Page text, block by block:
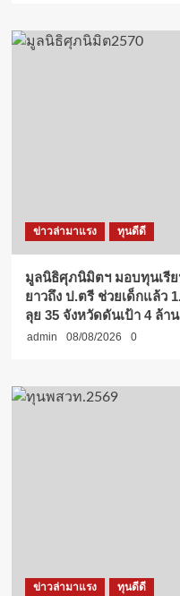
ข่าวล่ามาแรง ทุนดีดี
มูลนิธิศุภนิมิตฯ มอบทุนเรี
ยาวถึง ป.ตรี ช่วยเด็กแล้ว
ลุย 35 จังหวัดดันเป้า 4 ล้า
admin 08/08/2026 0
ข่าวล่ามาแรง ทุนดีดี